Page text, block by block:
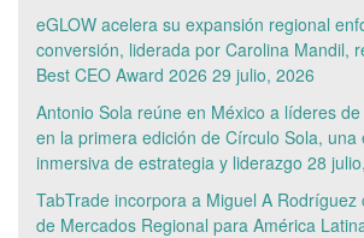
eGLOW acelera su expansión regional
conversión, liderada por Carolina Mandil,
Best CEO Award 2026 29 julio, 2026
Antonio Sola reúne en México a líderes
en la primera edición de Círculo Sola, una
inmersiva de estrategia y liderazgo 28
TabTrade incorpora a Miguel A Rodríguez
de Mercados Regional para América